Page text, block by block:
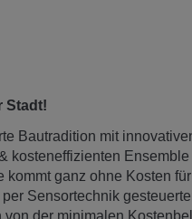
Stadt!
Bautradition mit
kosteneffizienten
kommt ganz ohne Kosten
Sensortechnik